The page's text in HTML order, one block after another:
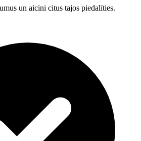
un aicini citus tajos piedalīties.